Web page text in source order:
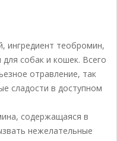
ингредиент теобромин,
собак и кошек. Всего
отравление, так
сладости в доступном
содержащаяся в
нежелательные